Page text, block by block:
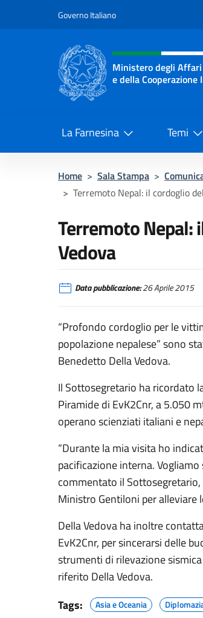
Governo Italiano
Intestazione sito,
Ministero degli
e della Cooperazione
La Farnesina Temi
Home > Sala Stampa >
> Terremoto Nepal: il cordoglio
Terremoto Nepal:
Vedova
Data pubblicazione:26 Aprile 2015
“Profondo cordoglio per le
popolazione nepalese” sono
Benedetto Della Vedova.
Il Sottosegretario ha ricordato
Piramide di EvK2Cnr, a 5.050
operano scienziati italiani e
“Durante la mia visita ho
pacificazione interna.
commentato il
Ministro Gentiloni per alleviare
Della Vedova ha inoltre
EvK2Cnr, per sincerarsi delle
strumenti di rilevazione
riferito Della Vedova.
Tags:
Asia e Oceania